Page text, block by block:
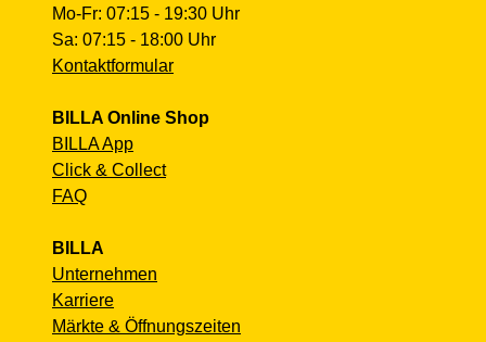
Mo-Fr: 07:15 - 19:30 Uhr
Sa: 07:15 - 18:00 Uhr
Kontaktformular
BILLA Online Shop
BILLA App
Click & Collect
FAQ
BILLA
Unternehmen
Karriere
Märkte & Öffnungszeiten